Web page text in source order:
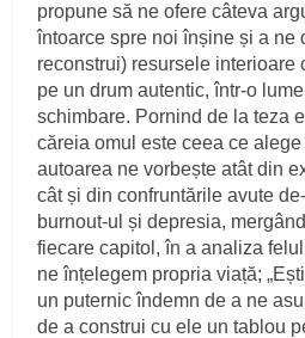
propune să ne ofere câteva
întoarce spre noi înșine și a ne
reconstrui) resursele interioare
pe un drum autentic, într-o
schimbare. Pornind de la teza
căreia omul este ceea ce
autoarea ne vorbește atât din
cât și din confruntările avute
burnout-ul și depresia,
fiecare capitol, în a analiza
ne înțelegem propria viață;
un puternic îndemn de a ne
de a construi cu ele un tablou